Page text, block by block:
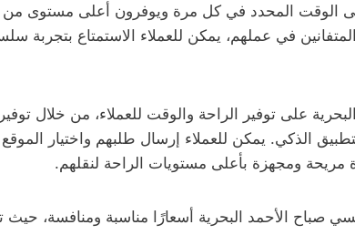
الوقت المحدد في كل مرة ويوفرون أعلى مستوى من
في عملهم، يمكن للعملاء الاستمتاع بتجربة
على توفير الراحة والوقت للعملاء، من خلال
الذكي. يمكن للعملاء إرسال طلبهم واختيار
مريحة ومجهزة بأعلى مستويات الراحة لنقلهم.
صباح الأحمد البحرية أسعارًا مناسبة ومنافسة، حيث